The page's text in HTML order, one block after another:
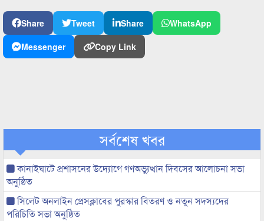
Share Tweet Share
WhatsApp
Messenger
Copy Link
সর্বশেষ খবর
কানাইঘাটে প্রশাসনের উদ্যোগে গণঅভ্যুত্থান দিবসের আলোচনা সভা
অনুষ্ঠিত
সিলেট অনলাইন প্রেসক্লাবের পুরস্কার বিতরণ ও নতুন সদস্যদের
পরিচিতি সভা অনুষ্ঠিত